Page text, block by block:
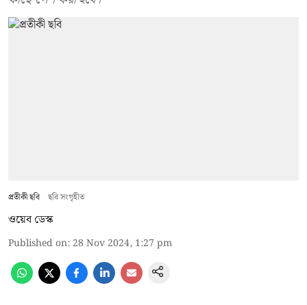
প্রতীকী ছবি ছবি সংগৃহীত
ওয়েব ডেস্ক
Published on: 28 Nov 2024, 1:27 pm